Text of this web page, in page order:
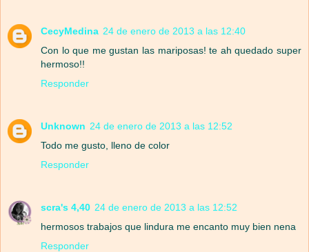
CecyMedina 24 de enero de 2013 a las 12:40
Con lo que me gustan las mariposas! te ah quedado super
hermoso!!
Responder
Unknown 24 de enero de 2013 a las 12:52
Todo me gusto, lleno de color
Responder
scra's 4,40 24 de enero de 2013 a las 12:52
hermosos trabajos que lindura me encanto muy bien nena
Responder